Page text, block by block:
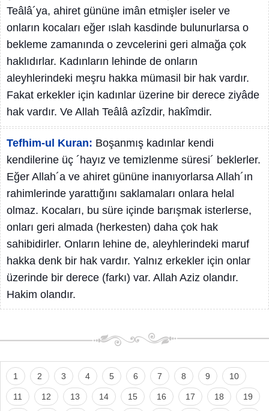
Teâlâ´ya, ahiret gününe imân etmişler iseler ve
onların kocaları eğer ıslah kasdinde bulunurlarsa o
bekleme zamanında o zevcelerini geri almağa çok
haklıdırlar. Kadınların lehinde de onların
aleyhlerindeki meşru hakka mümasil bir hak vardır.
Fakat erkekler için kadınlar üzerine bir derece ziyâde
hak vardır. Ve Allah Teâlâ azîzdir, hakîmdir.
Tefhim-ul Kuran: Boşanmış kadınlar kendi
kendilerine üç ´hayız ve temizlenme süresi´ beklerler.
Eğer Allah´a ve ahiret gününe inanıyorlarsa Allah´ın
rahimlerinde yarattığını saklamaları onlara helal
olmaz. Kocaları, bu süre içinde barışmak isterlerse,
onları geri almada (herkesten) daha çok hak
sahibidirler. Onların lehine de, aleyhlerindeki maruf
hakka denk bir hak vardır. Yalnız erkekler için onlar
üzerinde bir derece (farkı) var. Allah Aziz olandır.
Hakim olandır.
1 2 3 4 5 6 7 8 9 10
11 12 13 14 15 16 17 18 19